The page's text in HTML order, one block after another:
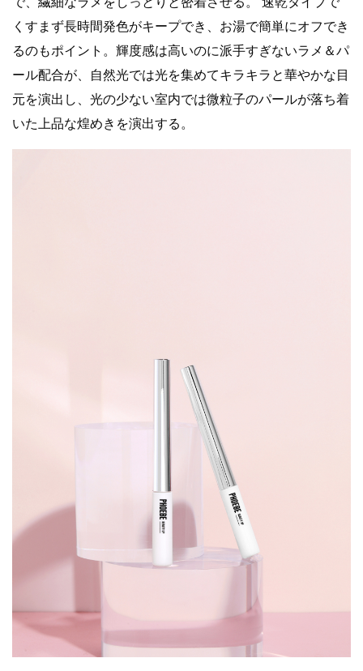
くすまず⻑時間発⾊がキープでき、お湯で簡単にオフでき
るのもポイント。輝度感は高いのに派⼿すぎないラメ＆パ
ール配合が、⾃然光では光を集めてキラキラと華やかな⽬
元を演出し、光の少ない室内では微粒⼦のパールが落ち着
いた上品な煌めきを演出する。